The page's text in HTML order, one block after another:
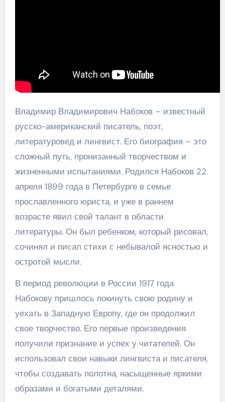
Владимир Владимирович Набоков – известный
русско-американский писатель, поэт,
литературовед и лингвист. Его биография – это
сложный путь, пронизанный творчеством и
жизненными испытаниями. Родился Набоков 22
апреля 1899 года в Петербурге в семье
прославленного юриста, и уже в раннем
возрасте явил свой талант в области
литературы. Он был ребенком, который рисовал,
сочинял и писал стихи с небывалой ясностью и
остротой мысли.
В период революции в России 1917 года
Набокову пришлось покинуть свою родину и
уехать в Западную Европу, где он продолжил
свое творчество. Его первые произведения
получили признание и успех у читателей. Он
использовал свои навыки лингвиста и писателя,
чтобы создавать полотна, насыщенные яркими
образами и богатыми деталями.